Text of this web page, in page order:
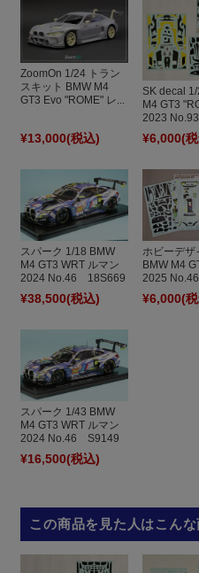
ZoomOn 1/24 トラン
スキット BMW M4
GT3 Evo "ROME" レ...
¥13,000(税込)
SK decal
M4 GT3
2023
¥6,000(
スパーク 1/18 BMW
M4 GT3 WRT ルマン
2024 No.46 18S669
¥38,500(税込)
ホビーデザ
BMW M4
2025
¥6,000(
スパーク 1/43 BMW
M4 GT3 WRT ルマン
2024 No.46 S9149
¥16,500(税込)
この商品を見た人はこん